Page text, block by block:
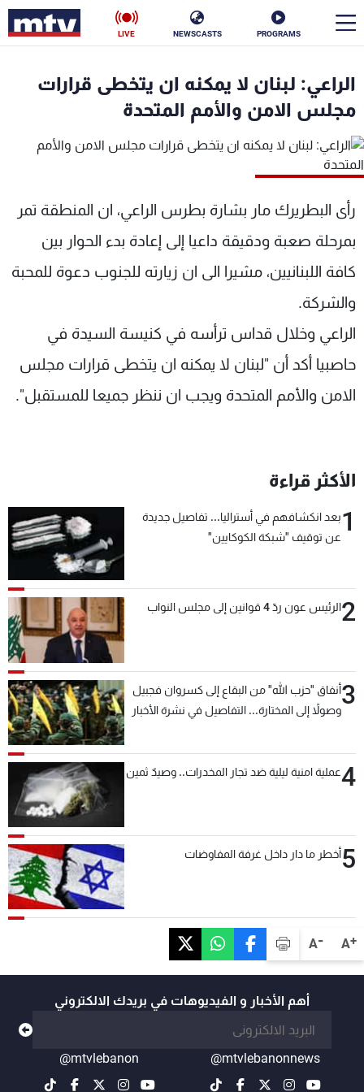
PROGRAMS
NEWSCASTS
LIVE
A+
A-
الراعي: لبنان لا يمكنه ان يتخطى قرارات
مجلس الامن والأمم المتحدة
رأى البطريرك مار بشارة بطرس الراعي، ان المنطقة تمر
بمرحلة صعبة ودقيقة داعيا إلى إعادة بدء الحوار بين
كافة اللبنانيين، مشيرا الى ان زيارته للجنوب دعوة للمحبة
والشركة.
الراعي وخلال قداس ترأسه في كنيسة السيدة في
حاصبيا أكد أن "لبنان لا يمكنه ان يتخطى قرارات مجلس
الامن والأمم المتحدة ويجب ان ننظر جميعا للمستقبل".
الأكثر قراءة
1بعد انكشافهم في أستراليا... تفاصيل جديدة
عن توقيف "شبكة الكوكايين"
2الرئيس عون ردّ 4 قوانين إلى مجلس النواب
3أنفاق "حزب الله" من البقاع إلى كسروان فجبيل
وصولاً إلى المختارة... التفاصيل في نشرة الأخبار
4عملية امنية ليلية ضد تجار المخدرات.. وصيدٌ ثمين
5أخطر ما دار داخل غرفة المفاوضات
أهم الأخبار و الفيديوهات في بريدك الالكتروني
@mtvlebanonnews
@mtvlebanon
الأخبار
سياسة ناس
منوعات رياضة
كأس العالم
البرامج
جدول البرامج
الترددات
الإنـتـاج
لاعلاناتكم
سياسة الخصوصية